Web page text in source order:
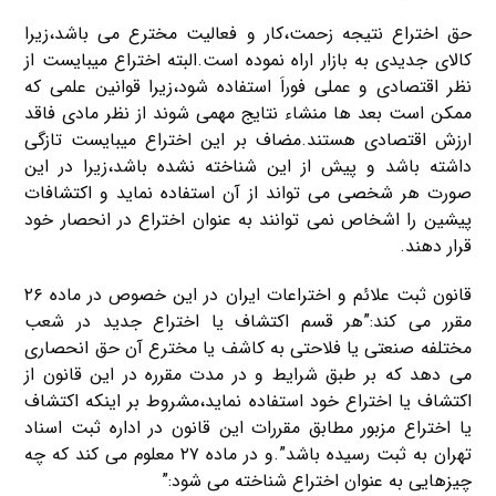
حق اختراع نتیجه زحمت،کار و فعالیت مخترع می باشد،زیرا
کالای جدیدی به بازار اراه نموده است.البته اختراع میبایست از
نظر اقتصادی و عملی فوراَ استفاده شود،زیرا قوانین علمی که
ممکن است بعد ها منشاء نتایج مهمی شوند از نظر مادی فاقد
ارزش اقتصادی هستند.مضاف بر این اختراع میبایست تازگی
داشته باشد و پیش از این شناخته نشده باشد،زیرا در این
صورت هر شخصی می تواند از آن استفاده نماید و اکتشافات
پیشین را اشخاص نمی توانند به عنوان اختراع در انحصار خود
قرار دهند.
قانون ثبت علائم و اختراعات ایران در این خصوص در ماده ۲۶
مقرر می کند:”هر قسم اکتشاف یا اختراع جدید در شعب
مختلفه صنعتی یا فلاحتی به کاشف یا مخترع آن حق انحصاری
می دهد که بر طبق شرایط و در مدت مقرره در این قانون از
اکتشاف یا اختراع خود استفاده نماید،مشروط بر اینکه اکتشاف
یا اختراع مزبور مطابق مقررات این قانون در اداره ثبت اسناد
تهران به ثبت رسیده باشد”.و در ماده ۲۷ معلوم می کند که چه
چیزهایی به عنوان اختراع شناخته می شود:”